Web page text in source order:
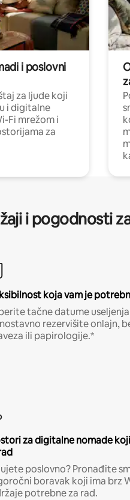
i poslovni
za ljude koji
i digitalne
Fi mrežom i
za
i pogodnosti
koja vam je
tačne datume useljenja
rezervišite onlajn,
ili papirologije.*
za digitalne nomade
poslovno? Pronađite
boravak koji ima brz
potrebne za rad.